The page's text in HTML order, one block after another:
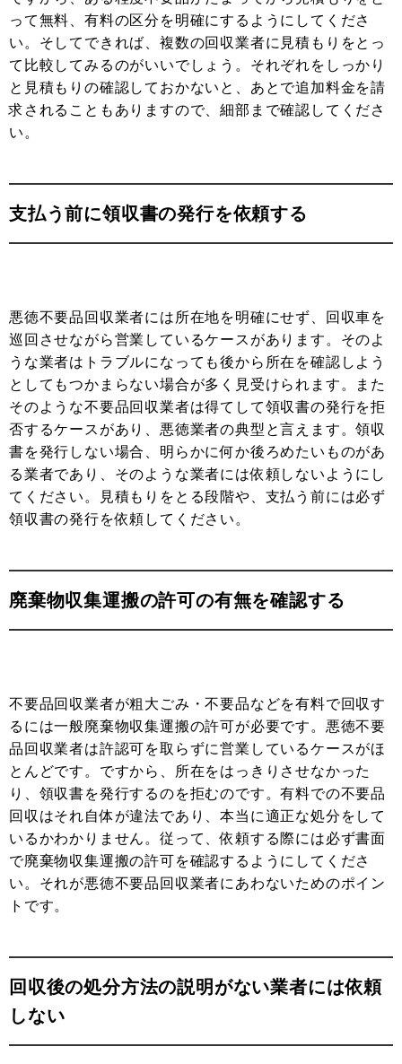
って無料、有料の区分を明確にするようにしてくださ
い。そしてできれば、複数の回収業者に見積もりをとっ
て比較してみるのがいいでしょう。それぞれをしっかり
と見積もりの確認しておかないと、あとで追加料金を請
求されることもありますので、細部まで確認してくださ
い。
支払う前に領収書の発行を依頼する
悪徳不要品回収業者には所在地を明確にせず、回収車を
巡回させながら営業しているケースがあります。そのよ
うな業者はトラブルになっても後から所在を確認しよう
としてもつかまらない場合が多く見受けられます。また
そのような不要品回収業者は得てして領収書の発行を拒
否するケースがあり、悪徳業者の典型と言えます。領収
書を発行しない場合、明らかに何か後ろめたいものがあ
る業者であり、そのような業者には依頼しないようにし
てください。見積もりをとる段階や、支払う前には必ず
領収書の発行を依頼してください。
廃棄物収集運搬の許可の有無を確認する
不要品回収業者が粗大ごみ・不要品などを有料で回収す
るには一般廃棄物収集運搬の許可が必要です。悪徳不要
品回収業者は許認可を取らずに営業しているケースがほ
とんどです。ですから、所在をはっきりさせなかった
り、領収書を発行するのを拒むのです。有料での不要品
回収はそれ自体が違法であり、本当に適正な処分をして
いるかわかりません。従って、依頼する際には必ず書面
で廃棄物収集運搬の許可を確認するようにしてくださ
い。それが悪徳不要品回収業者にあわないためのポイン
トです。
回収後の処分方法の説明がない業者には依頼
しない